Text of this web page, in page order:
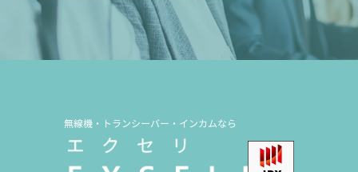
無線機・トランシーバー・インカムなら